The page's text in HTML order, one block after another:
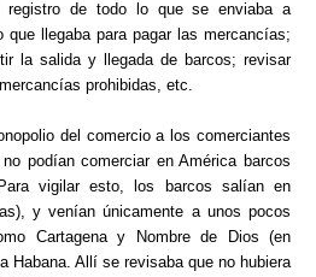
de todo lo que se enviaba a
llegaba para pagar las mercancías;
la salida y llegada de barcos; revisar
prohibidas, etc.
del comercio a los comerciantes
podían comerciar en América barcos
vigilar esto, los barcos salían en
y venían únicamente a unos pocos
Cartagena y Nombre de Dios (en
Habana. Allí se revisaba que no hubiera